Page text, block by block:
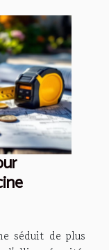
séduit de plus